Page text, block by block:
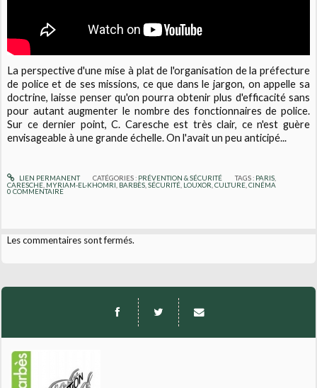
La perspective d'une mise à plat de l'organisation de la préfecture
de police et de ses missions, ce que dans le jargon, on appelle sa
doctrine, laisse penser qu'on pourra obtenir plus d'efficacité sans
pour autant augmenter le nombre des fonctionnaires de police.
Sur ce dernier point, C. Caresche est très clair, ce n'est guère
envisageable à une grande échelle. On l'avait un peu anticipé...
LIEN PERMANENT CATÉGORIES : PRÉVENTION & SÉCURITÉ TAGS : PARIS
CARESCHE MYRIAM-EL-KHOMRI BARBÈS ,SÉCURITÉ LOUXOR ,CULTURE ,CINÉMA
0 COMMENTAIRE
Les commentaires sont fermés.